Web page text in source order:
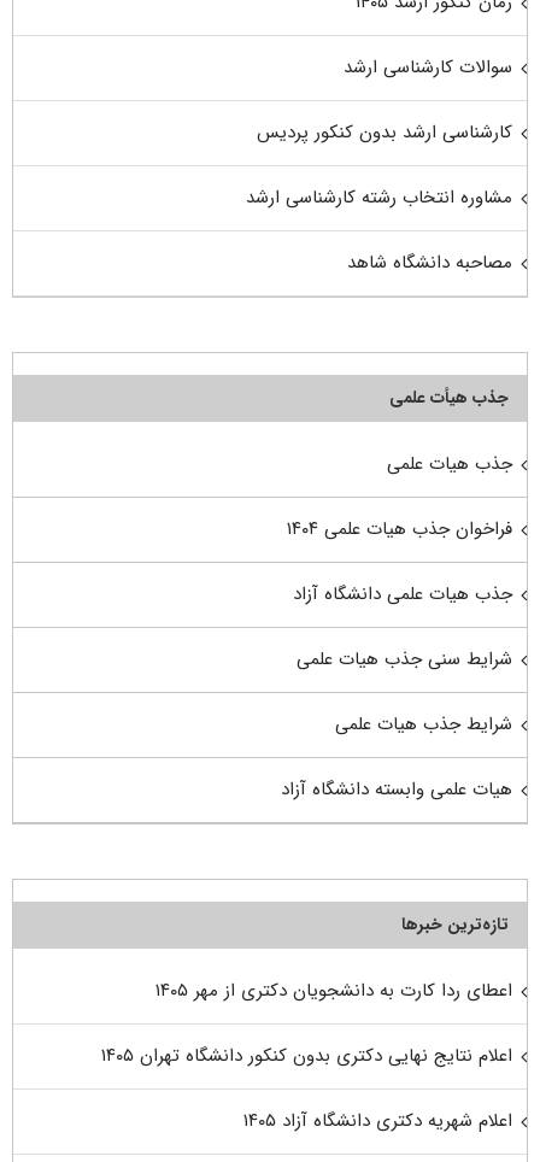
سوالات کارشناسی ارشد
کارشناسی ارشد بدون کنکور پردیس
مشاوره انتخاب رشته کارشناسی ارشد
مصاحبه دانشگاه شاهد
جذب هیأت علمی
جذب هیات علمی
فراخوان جذب هیات علمی ۱۴۰۴
جذب هیات علمی دانشگاه آزاد
شرایط سنی جذب هیات علمی
شرایط جذب هیات علمی
هیات علمی وابسته دانشگاه آزاد
تازه‌ترین خبرها
اعطای ردا کارت به دانشجویان دکتری از مهر ۱۴۰۵
اعلام نتایج نهایی دکتری بدون کنکور دانشگاه تهران ۱۴۰۵
اعلام شهریه دکتری دانشگاه آزاد ۱۴۰۵